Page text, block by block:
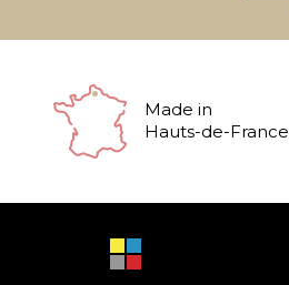
Made in
Hauts-de-France